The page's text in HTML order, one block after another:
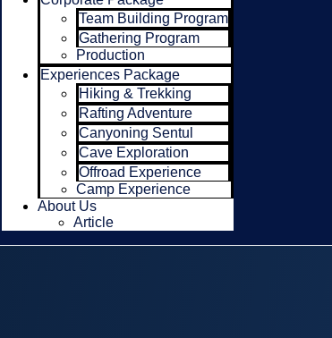
Team Building Program
Gathering Program
Production
Experiences Package
Hiking & Trekking
Rafting Adventure
Canyoning Sentul
Cave Exploration
Offroad Experience
Camp Experience
About Us
Article